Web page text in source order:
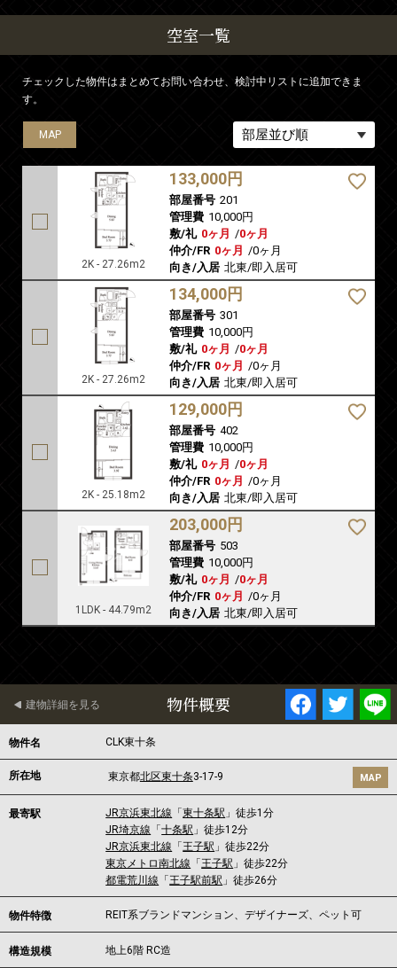
空室一覧
チェックした物件はまとめてお問い合わせ、検討中リストに追加できま
す。
MAP
2K - 27.26m2
133,000円
部屋番号 201
管理費 10,000円
敷/礼 0ヶ月 /0ヶ月
仲介/FR 0ヶ月 /0ヶ月
向き/入居 北東/即入居可
MAP
2K - 27.26m2
134,000円
部屋番号 301
管理費 10,000円
敷/礼 0ヶ月 /0ヶ月
仲介/FR 0ヶ月 /0ヶ月
向き/入居 北東/即入居可
MAP
2K - 25.18m2
129,000円
部屋番号 402
管理費 10,000円
敷/礼 0ヶ月 /0ヶ月
仲介/FR 0ヶ月 /0ヶ月
向き/入居 北東/即入居可
MAP
1LDK - 44.79m2
203,000円
部屋番号 503
管理費 10,000円
敷/礼 0ヶ月 /0ヶ月
仲介/FR 0ヶ月 /0ヶ月
向き/入居 北東/即入居可
物件概要
建物詳細を見る
物件名 CLK東十条
所在地 東京都北区東十条3-17-9 MAP
最寄駅 JR京浜東北線 「東十条駅 」徒歩1分
JR埼京線 「十条駅 」徒歩12分
JR京浜東北線 「王子駅 」徒歩22分
東京メトロ南北線 「王子駅 」徒歩22分
都電荒川線 「王子駅前駅 」徒歩26分
物件特徴 REIT系ブランドマンション、デザイナーズ、ペット可
構造規模 地上6階 RC造